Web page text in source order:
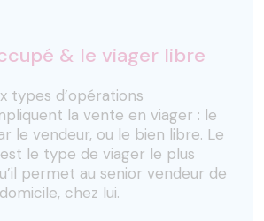
& le viager libre
types d’opérations
la vente en viager : le
le vendeur, ou le bien libre. Le
le type de viager le plus
permet au senior vendeur de
chez lui.